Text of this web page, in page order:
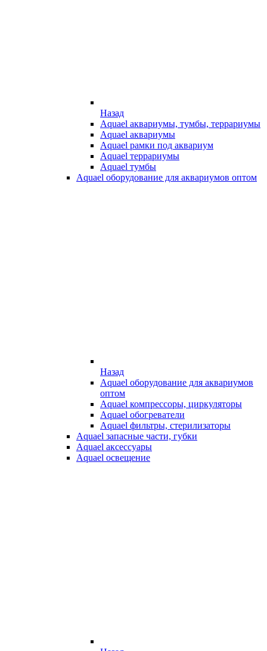
Назад
Aquael аквариумы, тумбы, террариумы
Aquael аквариумы
Aquael рамки под аквариум
Aquael террариумы
Aquael тумбы
Aquael оборудование для аквариумов оптом
Назад
Aquael оборудование для аквариумов
оптом
Aquael компрессоры, циркуляторы
Aquael обогреватели
Aquael фильтры, стерилизаторы
Aquael запасные части, губки
Aquael аксессуары
Aquael освещение